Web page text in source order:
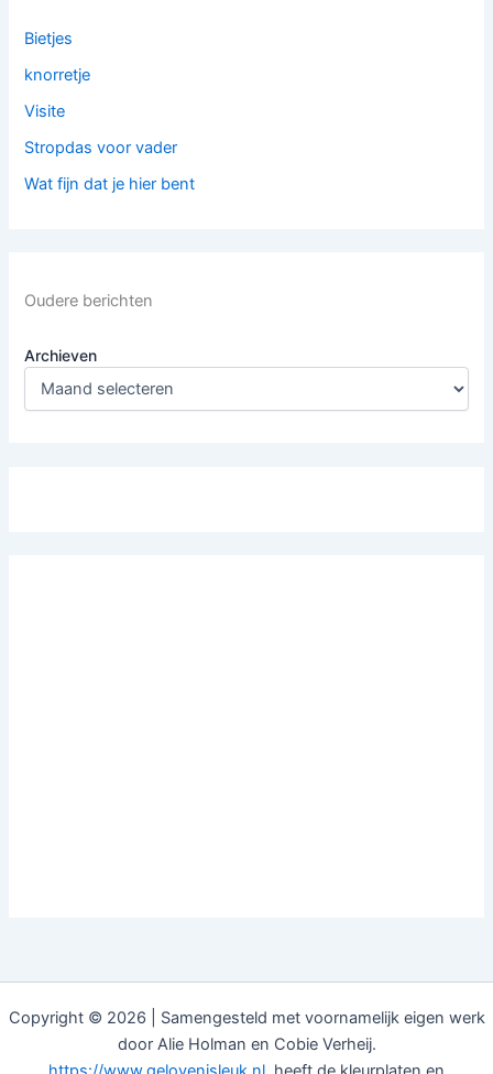
Bietjes
knorretje
Visite
Stropdas voor vader
Wat fijn dat je hier bent
Oudere berichten
Archieven
Copyright © 2026 | Samengesteld met voornamelijk eigen werk
door Alie Holman en Cobie Verheij.